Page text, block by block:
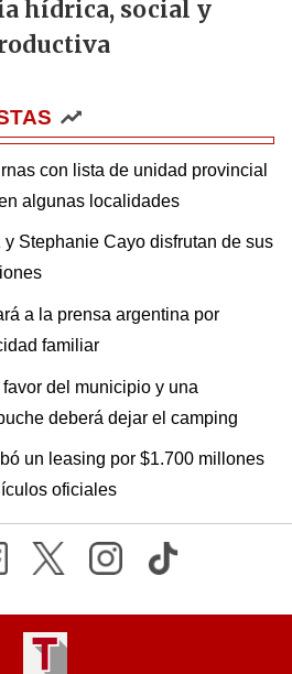
hídrica, social y
con lista de unidad provincial
algunas localidades
Stephanie Cayo disfrutan de sus
a la prensa argentina por
familiar
del municipio y una
deberá dejar el camping
un leasing por $1.700 millones
oficiales